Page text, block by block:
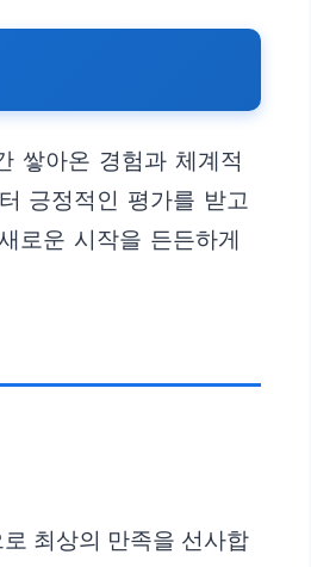
쌓아온 경험과 체계적
긍정적인 평가를 받고
로운 시작을 든든하게
최상의 만족을 선사합